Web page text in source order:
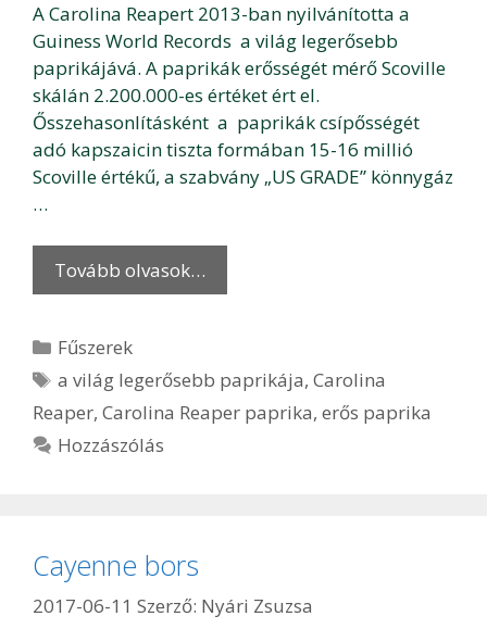
A Carolina Reapert 2013-ban nyilvánította a
Guiness World Records a világ legerősebb
paprikájává. A paprikák erősségét mérő Scoville
skálán 2.200.000-es értéket ért el.
Ősszehasonlításként a paprikák csípősségét
adó kapszaicin tiszta formában 15-16 millió
Scoville értékű, a szabvány „US GRADE” könnygáz
…
Tovább olvasok…
Kategória
Fűszerek
Címkék
a világ legerősebb paprikája,Carolina
Reaper, Carolina Reaper paprika, erős paprika
Hozzászólás
Cayenne bors
2017-06-11 Szerző: Nyári Zsuzsa